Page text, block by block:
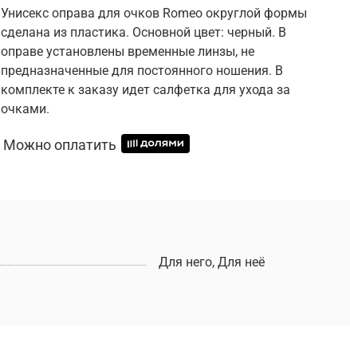
Унисекс оправа для очков Romeo округлой формы
сделана из пластика. Основной цвет: черный. В
оправе установлены временные линзы, не
предназначенные для постоянного ношения. В
комплекте к заказу идет салфетка для ухода за
очками.
Можно оплатить
Для него, Для неё